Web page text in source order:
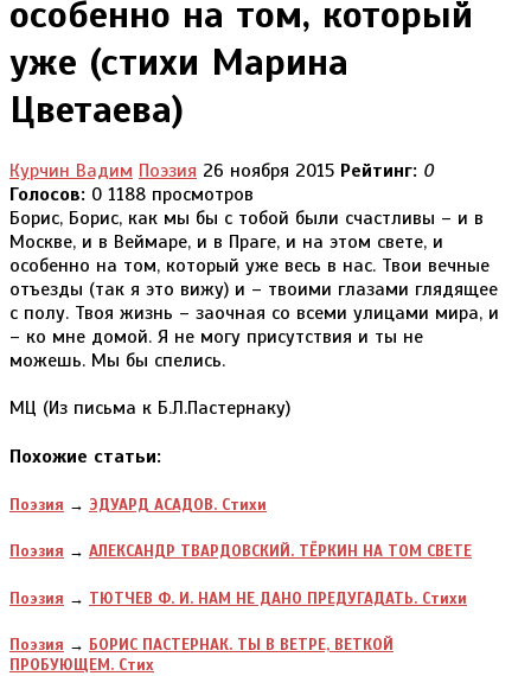
особенно на том, который
уже (стихи Марина
Цветаева)
Курчин Вадим Поэзия 26 ноября 2015 Рейтинг: 0
Голосов: 0 1188 просмотров
Борис, Борис, как мы бы с тобой были счастливы – и в
Москве, и в Веймаре, и в Праге, и на этом свете, и
особенно на том, который уже весь в нас. Твои вечные
отъезды (так я это вижу) и – твоими глазами глядящее
с полу. Твоя жизнь – заочная со всеми улицами мира, и
– ко мне домой. Я не могу присутствия и ты не
можешь. Мы бы спелись.
МЦ (Из письма к Б.Л.Пастернаку)
Похожие статьи:
Поэзия → ЭДУАРД АСАДОВ. Стихи
Поэзия → АЛЕКСАНДР ТВАРДОВСКИЙ. ТЁРКИН НА ТОМ СВЕТЕ
Поэзия → ТЮТЧЕВ Ф. И. НАМ НЕ ДАНО ПРЕДУГАДАТЬ. Стихи
Поэзия → БОРИС ПАСТЕРНАК. ТЫ В ВЕТРЕ, ВЕТКОЙ
ПРОБУЮЩЕМ. Стих